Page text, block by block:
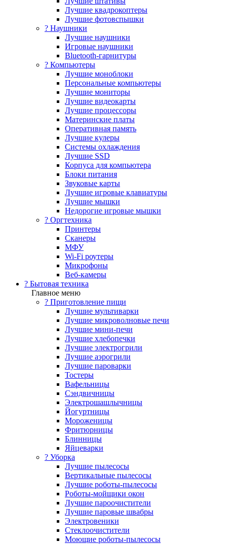
Лучшие квадрокоптеры
Лучшие фотовспышки
? Наушники
Лучшие наушники
Игровые наушники
Bluetooth-гарнитуры
?️ Компьютеры
Лучшие моноблоки
Персональные компьютеры
Лучшие мониторы
Лучшие видеокарты
Лучшие процессоры
Материнские платы
Оперативная память
Лучшие кулеры
Системы охлаждения
Лучшие SSD
Корпуса для компьютера
Блоки питания
Звуковые карты
Лучшие игровые клавиатуры
Лучшие мышки
Недорогие игровые мышки
?️ Оргтехника
Принтеры
Сканеры
МФУ
Wi-Fi роутеры
Микрофоны
Веб-камеры
? Бытовая техника
Главное меню
? Приготовление пищи
Лучшие мультиварки
Лучшие микроволновые печи
Лучшие мини-печи
Лучшие хлебопечки
Лучшие электрогрили
Лучшие аэрогрили
Лучшие пароварки
Тостеры
Вафельницы
Сэндвичницы
Электрошашлычницы
Йогуртницы
Мороженицы
Фритюрницы
Блинницы
Яйцеварки
? Уборка
Лучшие пылесосы
Вертикальные пылесосы
Лучшие роботы-пылесосы
Роботы-мойщики окон
Лучшие пароочистители
Лучшие паровые швабры
Электровеники
Стеклоочистители
Моющие роботы-пылесосы